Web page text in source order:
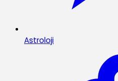
Astroloji